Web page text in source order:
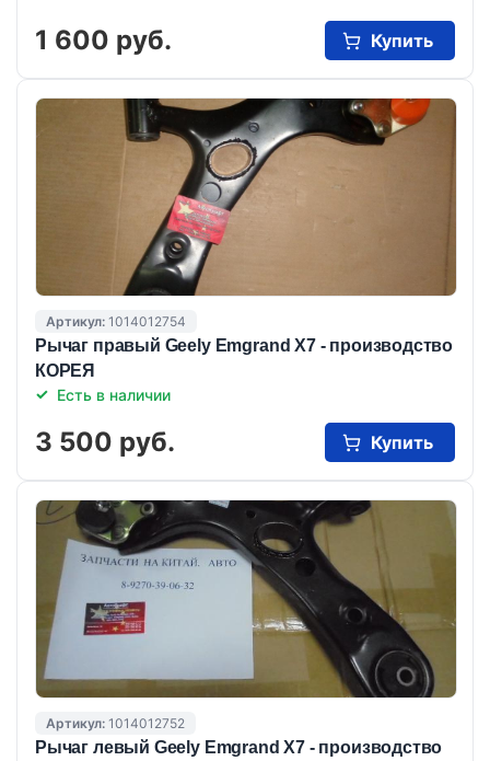
1 600 руб. Купить
Артикул: 1014012754
Рычаг правый Geely Emgrand X7 - производство
КОРЕЯ
Есть в наличии
3 500 руб. Купить
Артикул: 1014012752
Рычаг левый Geely Emgrand X7 - производство